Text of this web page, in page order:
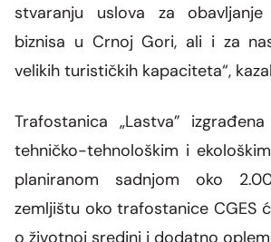
stvaranju uslova za
biznisa u Crnoj Gori, ali i za
velikih turističkih kapaciteta“,
Trafostanica „Lastva”
tehničko-tehnološkim i
planiranom sadnjom oko
zemljištu oko trafostanice CGES